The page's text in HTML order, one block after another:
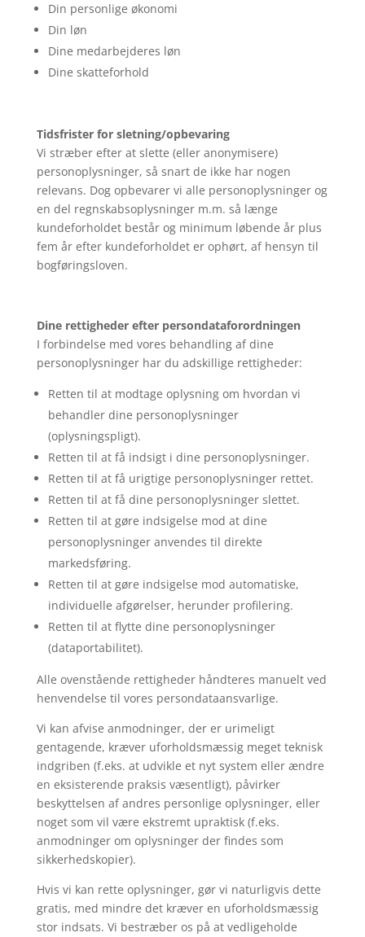
Din personlige økonomi
Din løn
Dine medarbejderes løn
Dine skatteforhold
Tidsfrister for sletning/opbevaring
Vi stræber efter at slette (eller anonymisere)
personoplysninger, så snart de ikke har nogen
relevans. Dog opbevarer vi alle personoplysninger og
en del regnskabsoplysninger m.m. så længe
kundeforholdet består og minimum løbende år plus
fem år efter kundeforholdet er ophørt, af hensyn til
bogføringsloven.
Dine rettigheder efter persondataforordningen
I forbindelse med vores behandling af dine
personoplysninger har du adskillige rettigheder:
Retten til at modtage oplysning om hvordan vi
behandler dine personoplysninger
(oplysningspligt).
Retten til at få indsigt i dine personoplysninger.
Retten til at få urigtige personoplysninger rettet.
Retten til at få dine personoplysninger slettet.
Retten til at gøre indsigelse mod at dine
personoplysninger anvendes til direkte
markedsføring.
Retten til at gøre indsigelse mod automatiske,
individuelle afgørelser, herunder profilering.
Retten til at flytte dine personoplysninger
(dataportabilitet).
Alle ovenstående rettigheder håndteres manuelt ved
henvendelse til vores persondataansvarlige.
Vi kan afvise anmodninger, der er urimeligt
gentagende, kræver uforholdsmæssig meget teknisk
indgriben (f.eks. at udvikle et nyt system eller ændre
en eksisterende praksis væsentligt), påvirker
beskyttelsen af andres personlige oplysninger, eller
noget som vil være ekstremt upraktisk (f.eks.
anmodninger om oplysninger der findes som
sikkerhedskopier).
Hvis vi kan rette oplysninger, gør vi naturligvis dette
gratis, med mindre det kræver en uforholdsmæssig
stor indsats. Vi bestræber os på at vedligeholde